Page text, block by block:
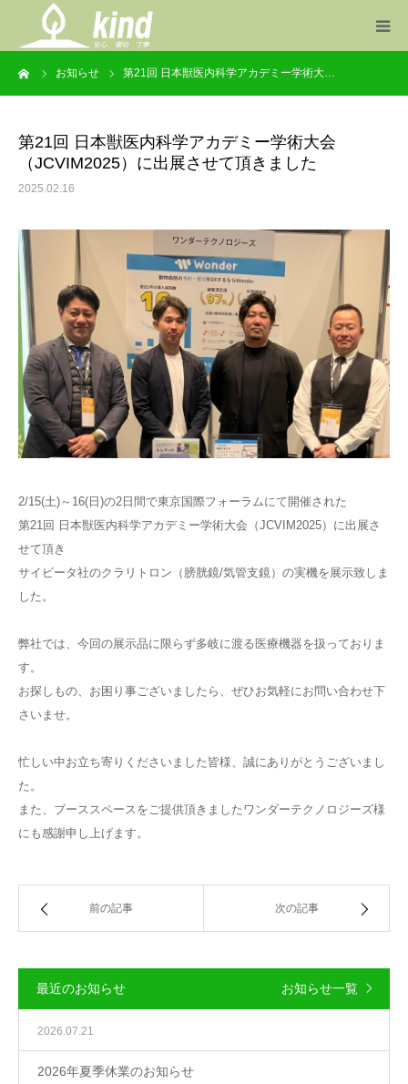
お知らせ 第21回 日本獣医内科学アカデミー学術大…
第21回 日本獣医内科学アカデミー学術大会
（JCVIM2025）に出展させて頂きました
2025.02.16
2/15(土)～16(日)の2日間で東京国際フォーラムにて開催された
第21回 日本獣医内科学アカデミー学術大会（JCVIM2025）に出展さ
せて頂き
サイビータ社のクラリトロン（膀胱鏡/気管支鏡）の実機を展示致しま
した。
弊社では、今回の展示品に限らず多岐に渡る医療機器を扱っておりま
す。
お探しもの、お困り事ございましたら、ぜひお気軽にお問い合わせ下
さいませ。
忙しい中お立ち寄りくださいました皆様、誠にありがとうございまし
た。
また、ブーススペースをご提供頂きましたワンダーテクノロジーズ様
にも感謝申し上げます。
前の記事 次の記事
最近のお知らせ お知らせ一覧
2026.07.21
2026年夏季休業のお知らせ
事業案内
お知らせ
会社概要
お問い合わせ